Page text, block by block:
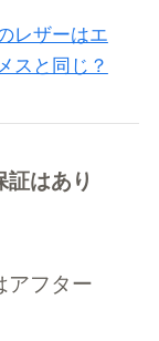
レザーはエ
スと同じ？
はあり
アフター